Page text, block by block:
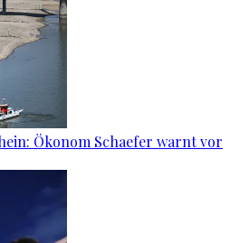
Ökonom Schaefer warnt vor